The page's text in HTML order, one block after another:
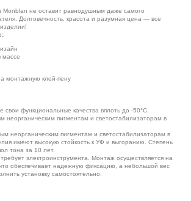
Monblan не оставит равнодушным даже самого
Долговечность, красота и разумная цена — все
массе
монтажную клей-пену
свои функциональные качества вплоть до -50°С.
неорганическим пигментам и светостабилизаторам в
неорганическим пигментам и светостабилизаторам в
имеют высокую стойкость к УФ и выгоранию. Степень
тона за 10 лет.
электроинструмента. Монтаж осуществляется на
обеспечивает надежную фиксацию, а небольшой вес
установку самостоятельно.